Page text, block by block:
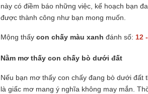
này có điềm báo những việc, kế hoạch bạn
được thành công như bạn mong muốn.
Mộng thấy con chấy màu xanh đánh số: 12
Nằm mơ thấy con chấy bò dưới đất
Nếu bạn mơ thấy con chấy đang bò dưới đất
là giấc mơ mang ý nghĩa không may mắn.